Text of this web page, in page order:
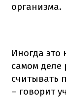
организма.
Иногда
самом деле
считывать
– говорит